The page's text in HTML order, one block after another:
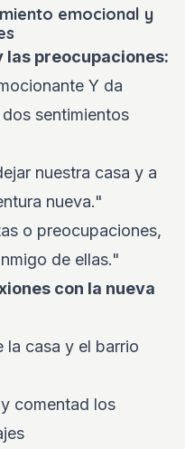
emocional y
las preocupaciones:
Y da
sentimientos
nuestra casa y a
nueva."
o preocupaciones,
de ellas."
con la nueva
la casa y el barrio
comentad los